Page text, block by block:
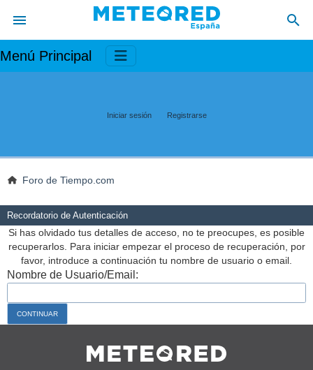
Menú Principal
Iniciar sesión Registrarse
Foro de Tiempo.com
Recordatorio de Autenticación
Si has olvidado tus detalles de acceso, no te preocupes, es posible
recuperarlos. Para iniciar empezar el proceso de recuperación, por
favor, introduce a continuación tu nombre de usuario o email.
Nombre de Usuario/Email: